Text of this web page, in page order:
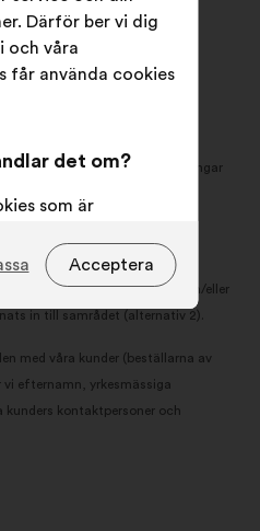
utbildningsnivå,
information,
för samrådet), sessionId,
lämnats in till samrådet.
dina frågor och förfrågningar
vi därefter tecknar avtal).
som anses vara
nämnda uppgifter att
till samrådet (alternativ 1) och/eller
in till samrådet (alternativ 2).
med våra kunder (beställarna av
efternamn, yrkesmässiga
kontaktpersoner och
Därför ber vi dig
och våra
får använda cookies
det om?
som är
när du
som förbättrar
förbättra vårt
Acceptera